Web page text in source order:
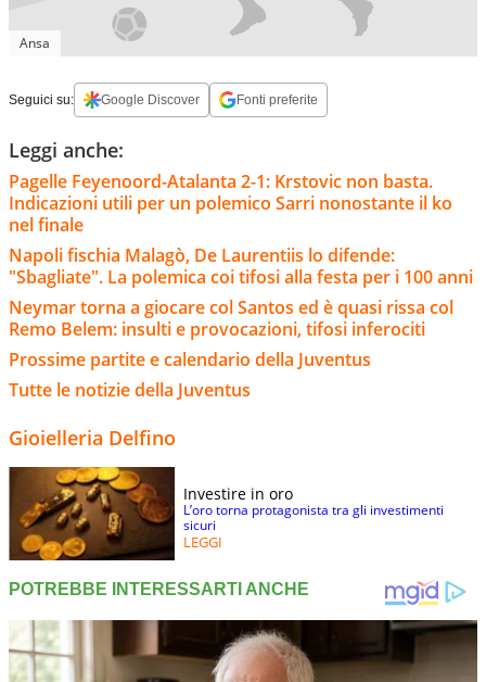
Ansa
Seguici su: Google Discover Fonti preferite
Leggi anche:
Pagelle Feyenoord-Atalanta 2-1: Krstovic non basta.
Indicazioni utili per un polemico Sarri nonostante il ko
nel finale
Napoli fischia Malagò, De Laurentiis lo difende:
"Sbagliate". La polemica coi tifosi alla festa per i 100 anni
Neymar torna a giocare col Santos ed è quasi rissa col
Remo Belem: insulti e provocazioni, tifosi inferociti
Prossime partite e calendario della Juventus
Tutte le notizie della Juventus
Gioielleria Delfino
Investire in oro
L’oro torna protagonista tra gli investimenti
sicuri
LEGGI